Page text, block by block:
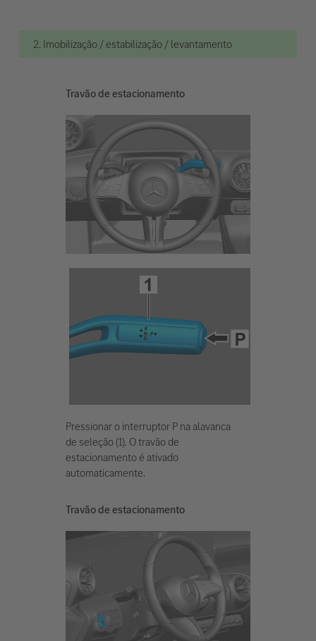
2. Imobilização / estabilização / levantamento
Travão de estacionamento
Pressionar o interruptor P na alavanca
de seleção (1). O travão de
estacionamento é ativado
automaticamente.
Travão de estacionamento